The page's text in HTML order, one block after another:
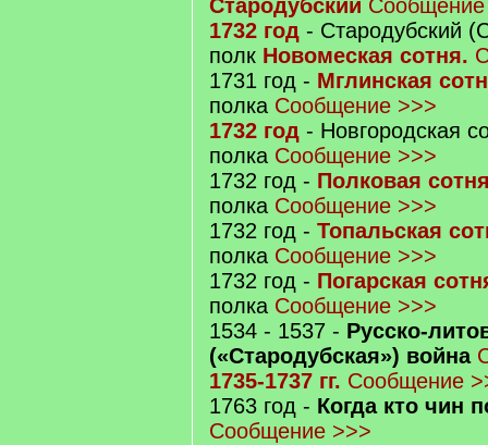
Стародубский
1732 год - Стародубский
полк Новомеская сотня.
1731 год - Мглинская
полка Сообщение >>>
1732 год - Новгородская
полка Сообщение >>>
1732 год - Полковая
полка Сообщение >>>
1732 год - Топальская
полка Сообщение >>>
1732 год - Погарская
полка Сообщение >>>
1534 - 1537 - Русско-
(«Стародубская») война
1735-1737 гг. Сообщение
1763 год - Когда кто чин
Сообщение >>>